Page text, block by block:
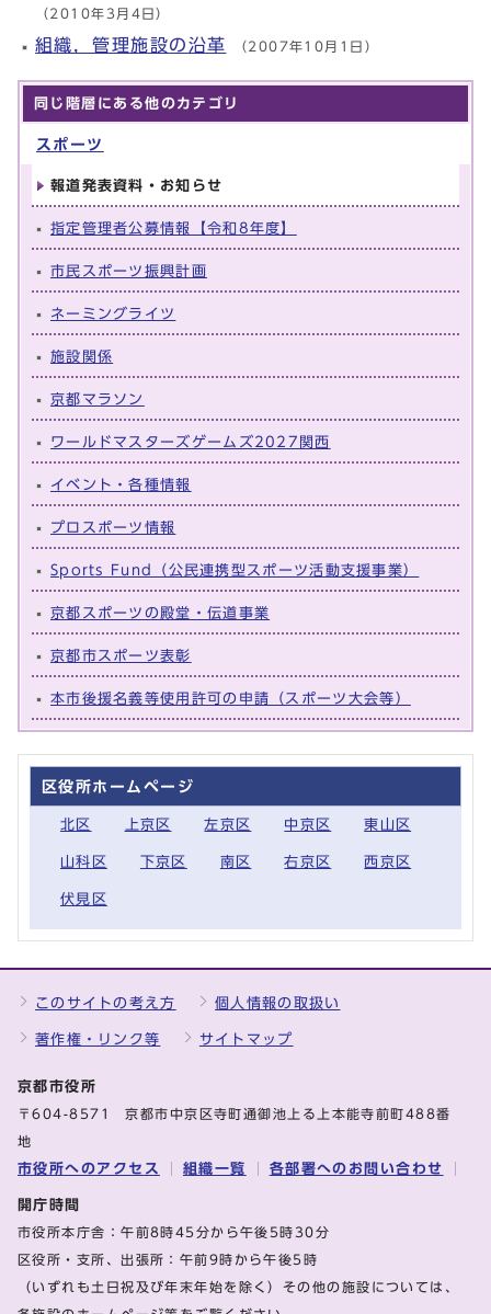
（2010年3月4日）
組織，管理施設の沿革 （2007年10月1日）
同じ階層にある他のカテゴリ
スポーツ
報道発表資料・お知らせ
指定管理者公募情報【令和8年度】
市民スポーツ振興計画
ネーミングライツ
施設関係
京都マラソン
ワールドマスターズゲームズ2027関西
イベント・各種情報
プロスポーツ情報
Sports Fund（公民連携型スポーツ活動支援事業）
京都スポーツの殿堂・伝道事業
京都市スポーツ表彰
本市後援名義等使用許可の申請（スポーツ大会等）
区役所ホームページ
北区 上京区 左京区 中京区 東山区
山科区 下京区 南区 右京区 西京区
伏見区
このサイトの考え方 個人情報の取扱い
著作権・リンク等 サイトマップ
京都市役所
〒604-8571 京都市中京区寺町通御池上る上本能寺前町488番
地
市役所へのアクセス 組織一覧 各部署へのお問い合わせ
開庁時間
市役所本庁舎：午前8時45分から午後5時30分
区役所・支所、出張所：午前9時から午後5時
（いずれも土日祝及び年末年始を除く）その他の施設については、